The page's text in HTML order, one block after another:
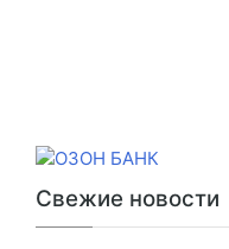
Свежие новости
От партнеров